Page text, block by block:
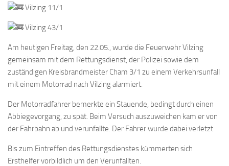
Vilzing 11/1
Vilzing 43/1
Am heutigen Freitag, den 22.05., wurde die Feuerwehr Vilzing
gemeinsam mit dem Rettungsdienst, der Polizei sowie dem
zuständigen Kreisbrandmeister Cham 3/1 zu einem Verkehrsunfall
mit einem Motorrad nach Vilzing alarmiert.
Der Motorradfahrer bemerkte ein Stauende, bedingt durch einen
Abbiegevorgang, zu spät. Beim Versuch auszuweichen kam er von
der Fahrbahn ab und verunfallte. Der Fahrer wurde dabei verletzt.
Bis zum Eintreffen des Rettungsdienstes kümmerten sich
Ersthelfer vorbildlich um den Verunfallten.